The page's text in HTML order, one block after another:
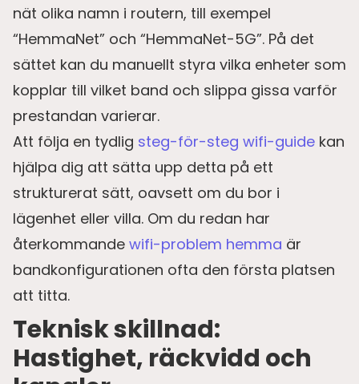
nät olika namn i routern, till exempel
“HemmaNet” och “HemmaNet-5G”. På det
sättet kan du manuellt styra vilka enheter som
kopplar till vilket band och slippa gissa varför
prestandan varierar.
Att följa en tydlig steg-för-steg wifi-guide kan
hjälpa dig att sätta upp detta på ett
strukturerat sätt, oavsett om du bor i
lägenhet eller villa. Om du redan har
återkommande wifi-problem hemma är
bandkonfigurationen ofta den första platsen
att titta.
Teknisk skillnad:
Hastighet, räckvidd och